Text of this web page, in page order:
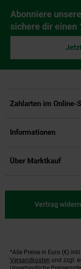
Newsletter
Abonniere
sichere dir einen
Zahlarten im Online-
Informationen
Über Marktkauf
Vertrag
Fußnoten
*Alle Preise in Euro (€)
Versandkosten und zzgl.